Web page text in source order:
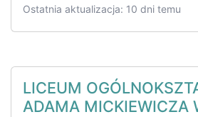
Ostatnia aktualizacja: 10 dni temu
LICEUM
ADAMA MICKIEWICZA